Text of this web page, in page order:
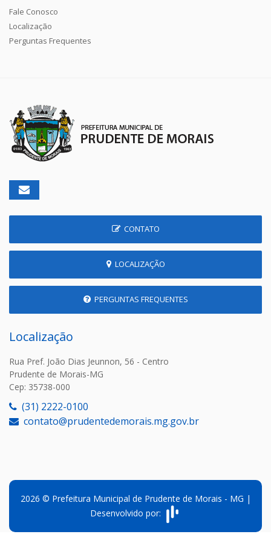
Fale Conosco
Localização
Perguntas Frequentes
CONTATO
LOCALIZAÇÃO
PERGUNTAS FREQUENTES
Localização
Rua Pref. João Dias Jeunnon, 56 - Centro
Prudente de Morais-MG
Cep: 35738-000
(31) 2222-0100
contato@prudentedemorais.mg.gov.br
2026 © Prefeitura Municipal de Prudente de Morais - MG |
Desenvolvido por: